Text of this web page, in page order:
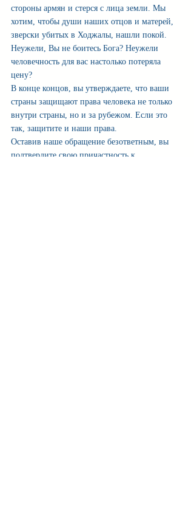
стороны армян и стерся с лица земли. Мы
хотим, чтобы души наших отцов и матерей,
зверски убитых в Ходжалы, нашли покой.
Неужели, Вы не боитесь Бога? Неужели
человечность для вас настолько потеряла
цену?
В конце концов, вы утверждаете, что ваши
страны защищают права человека не только
внутри страны, но и за рубежом. Если это
так, защитите и наши права.
Оставив наше обращение безответным, вы
подтвердите свою причастность к